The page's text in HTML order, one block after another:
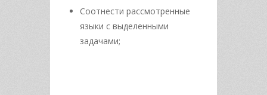
Соотнести рассмотренные
языки с выделенными
задачами;